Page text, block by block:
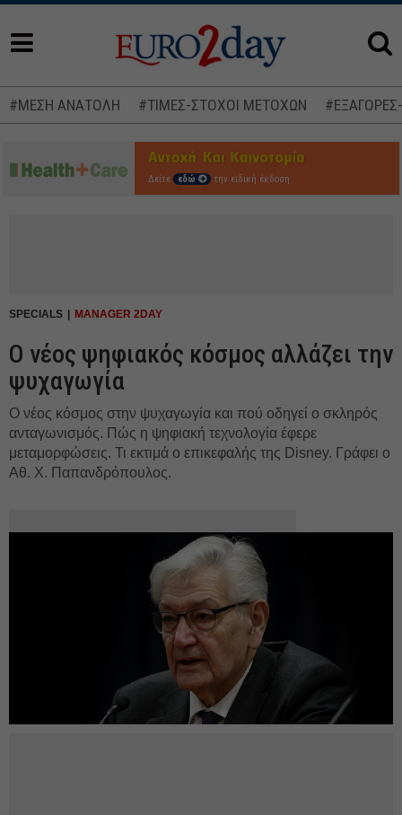
#ΜΕΣΗ ΑΝΑΤΟΛΗ #ΤΙΜΕΣ-ΣΤΟΧΟΙ ΜΕΤΟΧΩΝ
Δείτε εδώ την ειδική έκδοση
SPECIALS MANAGER 2DAY
Ο νέος ψηφιακός κόσμος αλλάζει την
ψυχαγωγία
Ο νέος κόσμος στην ψυχαγωγία και πού οδηγεί ο σκληρός
ανταγωνισμός. Πώς η ψηφιακή τεχνολογία έφερε
μεταμορφώσεις. Τι εκτιμά ο επικεφαλής της Disney. Γράφει ο
Αθ. Χ. Παπανδρόπουλος.